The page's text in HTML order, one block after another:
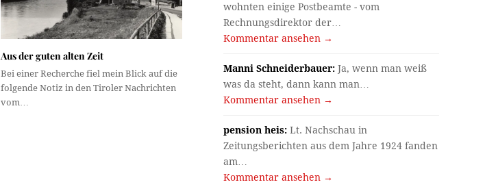
Aus der guten alten Zeit
Bei einer Recherche fiel mein Blick auf die
folgende Notiz in den Tiroler Nachrichten
vom…
wohnten einige Postbeamte - vom
Rechnungsdirektor der…
Kommentar ansehen →
Manni Schneiderbauer: Ja, wenn man weiß
was da steht, dann kann man…
Kommentar ansehen →
pension heis: Lt. Nachschau in
Zeitungsberichten aus dem Jahre 1924 fanden
am…
Kommentar ansehen →